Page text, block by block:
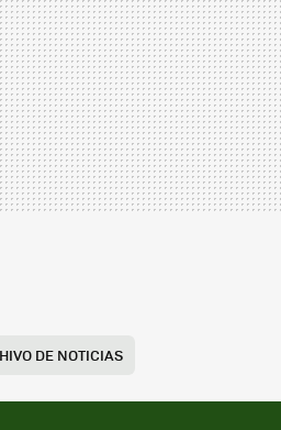
DE NOTICIAS